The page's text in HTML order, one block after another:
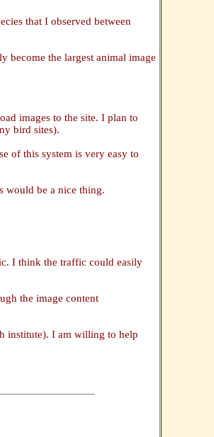
that I observed between
become the largest animal image
images to the site. I plan to
bird sites).
of this system is very easy to
would be a nice thing.
I think the traffic could easily
the image content
institute). I am willing to help